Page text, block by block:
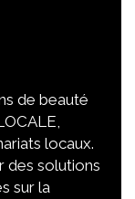
de beauté
locaux.
des solutions
sur la